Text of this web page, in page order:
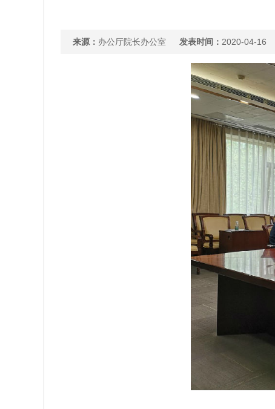
来源： 办公厅院长办公室 发表时间： 2020-04-16